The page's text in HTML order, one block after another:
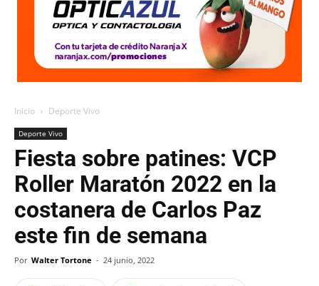
Inicio Deporte Vivo
Deporte Vivo
Fiesta sobre patines: VCP
Roller Maratón 2022 en la
costanera de Carlos Paz
este fin de semana
Por Walter Tortone - 24 junio, 2022